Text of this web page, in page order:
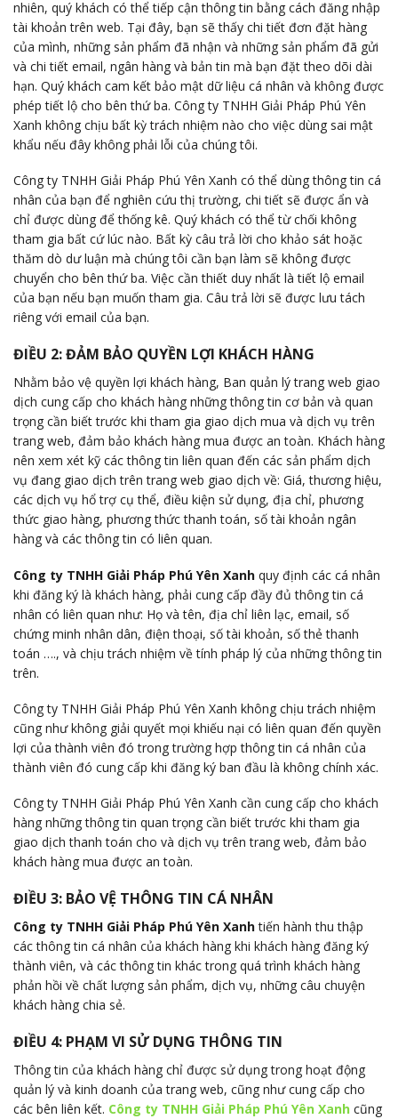
nhiên, quý khách có thể tiếp cận thông tin bằng cách đăng nhập
tài khoản trên web. Tại đây, bạn sẽ thấy chi tiết đơn đặt hàng
của mình, những sản phẩm đã nhận và những sản phẩm đã gửi
và chi tiết email, ngân hàng và bản tin mà bạn đặt theo dõi dài
hạn. Quý khách cam kết bảo mật dữ liệu cá nhân và không được
phép tiết lộ cho bên thứ ba. Công ty TNHH Giải Pháp Phú Yên
Xanh không chịu bất kỳ trách nhiệm nào cho việc dùng sai mật
khẩu nếu đây không phải lỗi của chúng tôi.
Công ty TNHH Giải Pháp Phú Yên Xanh có thể dùng thông tin cá
nhân của bạn để nghiên cứu thị trường, chi tiết sẽ được ẩn và
chỉ được dùng để thống kê. Quý khách có thể từ chối không
tham gia bất cứ lúc nào. Bất kỳ câu trả lời cho khảo sát hoặc
thăm dò dư luận mà chúng tôi cần bạn làm sẽ không được
chuyển cho bên thứ ba. Việc cần thiết duy nhất là tiết lộ email
của bạn nếu bạn muốn tham gia. Câu trả lời sẽ được lưu tách
riêng với email của bạn.
ĐIỀU 2: ĐẢM BẢO QUYỀN LỢI KHÁCH HÀNG
Nhằm bảo vệ quyền lợi khách hàng, Ban quản lý trang web giao
dịch cung cấp cho khách hàng những thông tin cơ bản và quan
trọng cần biết trước khi tham gia giao dịch mua và dịch vụ trên
trang web, đảm bảo khách hàng mua được an toàn. Khách hàng
nên xem xét kỹ các thông tin liên quan đến các sản phẩm dịch
vụ đang giao dịch trên trang web giao dịch về: Giá, thương hiệu,
các dịch vụ hổ trợ cụ thể, điều kiện sử dụng, địa chỉ, phương
thức giao hàng, phương thức thanh toán, số tài khoản ngân
hàng và các thông tin có liên quan.
Công ty TNHH Giải Pháp Phú Yên Xanh quy định các cá nhân
khi đăng ký là khách hàng, phải cung cấp đầy đủ thông tin cá
nhân có liên quan như: Họ và tên, địa chỉ liên lạc, email, số
chứng minh nhân dân, điện thoại, số tài khoản, số thẻ thanh
toán …., và chịu trách nhiệm về tính pháp lý của những thông tin
trên.
Công ty TNHH Giải Pháp Phú Yên Xanh không chịu trách nhiệm
cũng như không giải quyết mọi khiếu nại có liên quan đến quyền
lợi của thành viên đó trong trường hợp thông tin cá nhân của
thành viên đó cung cấp khi đăng ký ban đầu là không chính xác.
Công ty TNHH Giải Pháp Phú Yên Xanh cần cung cấp cho khách
hàng những thông tin quan trọng cần biết trước khi tham gia
giao dịch thanh toán cho và dịch vụ trên trang web, đảm bảo
khách hàng mua được an toàn.
ĐIỀU 3: BẢO VỆ THÔNG TIN CÁ NHÂN
Công ty TNHH Giải Pháp Phú Yên Xanhtiến hành thu thập
các thông tin cá nhân của khách hàng khi khách hàng đăng ký
thành viên, và các thông tin khác trong quá trình khách hàng
phản hồi về chất lượng sản phẩm, dịch vụ, những câu chuyện
khách hàng chia sẻ.
ĐIỀU 4: PHẠM VI SỬ DỤNG THÔNG TIN
Thông tin của khách hàng chỉ được sử dụng trong hoạt động
quản lý và kinh doanh của trang web, cũng như cung cấp cho
các bên liên kết. Công ty TNHH Giải Pháp Phú Yên Xanh cũng